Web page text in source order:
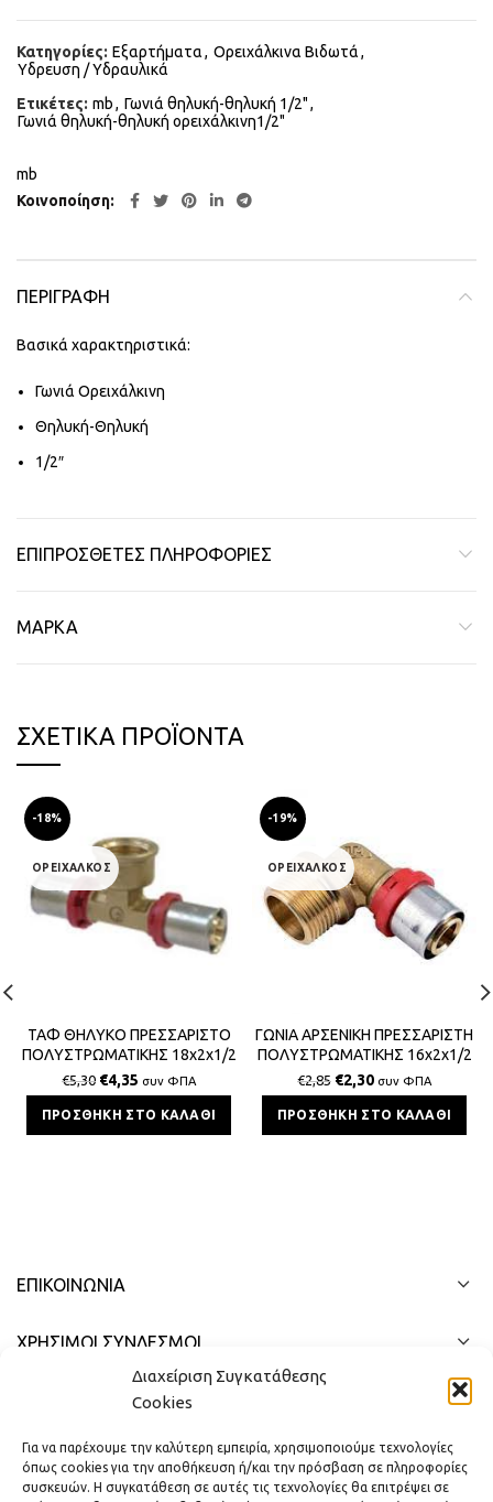
Διαχείριση Συγκατάθεσης
Cookies
Για να παρέχουμε την καλύτερη εμπειρία, χρησιμοποιούμε τεχνολογίες
όπως cookies για την αποθήκευση ή/και την πρόσβαση σε πληροφορίες
συσκευών. Η συγκατάθεση σε αυτές τις τεχνολογίες θα επιτρέψει σε
Κατηγορίες: Εξαρτήματα, Ορειχάλκινα Βιδωτά,
Υδρευση / Υδραυλικά
Ετικέτες: mb, Γωνιά θηλυκή-θηλυκή 1/2",
Γωνιά θηλυκή-θηλυκή ορειχάλκινη1/2"
mb
Κοινοποίηση
ΠΕΡΙΓΡΑΦΉ
Βασικά χαρακτηριστικά:
Γωνιά Ορειχάλκινη
Θηλυκή-Θηλυκή
1/2″
ΕΠΙΠΡΌΣΘΕΤΕΣ ΠΛΗΡΟΦΟΡΊΕΣ
ΜΆΡΚΑ
ΣΧΕΤΙΚΆ ΠΡΟΪΌΝΤΑ
-18%
ΟΡΕΙΧΑΛΚΟΣ
ΤΑΦ ΘΗΛΥΚΟ ΠΡΕΣΣΑΡΙΣΤΟ
ΠΟΛΥΣΤΡΩΜΑΤΙΚΗΣ 18x2x1/2
€5,30 €4,35 συν ΦΠΑ
ΠΡΟΣΘΉΚΗ ΣΤΟ ΚΑΛΆΘΙ
-19%
ΟΡΕΙΧΑΛΚΟΣ
ΓΩΝΙΑ ΑΡΣΕΝΙΚΗ ΠΡΕΣΣΑΡΙΣΤΗ
ΠΟΛΥΣΤΡΩΜΑΤΙΚΗΣ 16x2x1/2
€2,85 €2,30 συν ΦΠΑ
ΠΡΟΣΘΉΚΗ ΣΤΟ ΚΑΛΆΘΙ
ΕΠΙΚΟΙΝΩΝΊΑ
ΧΡΗΣΙΜΟΙ ΣΥΝΔΕΣΜΟΙ
ΓΡΉΓΟΡΟ ΜΕΝΟΎ